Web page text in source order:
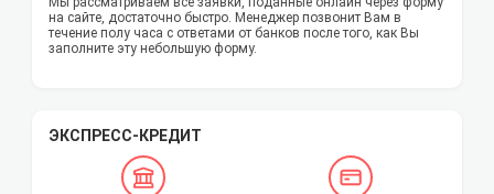
на сайте, достаточно быстро. Менеджер позвонит Вам в
течение полу часа с ответами от банков после того, как Вы
заполните эту небольшую форму.
ЭКСПРЕСС-КРЕДИТ